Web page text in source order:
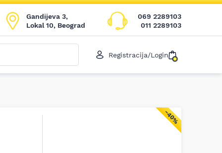
Gandijeva 3,
Lokal 10, Beograd
069 2289103
011 2289103
Registracija/Login
−40%